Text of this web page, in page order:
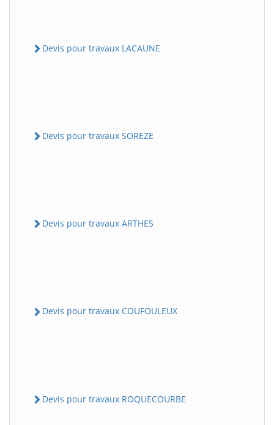
Devis pour travaux LACAUNE
Devis pour travaux SOREZE
Devis pour travaux ARTHES
Devis pour travaux COUFOULEUX
Devis pour travaux ROQUECOURBE